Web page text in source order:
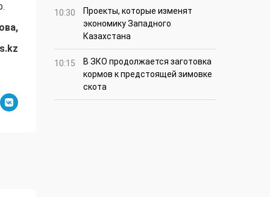
10:30
Проекты, которые изменят
экономику Западного
Казахстана
10:15
В ЗКО продолжается заготовка
кормов к предстоящей зимовке
скота